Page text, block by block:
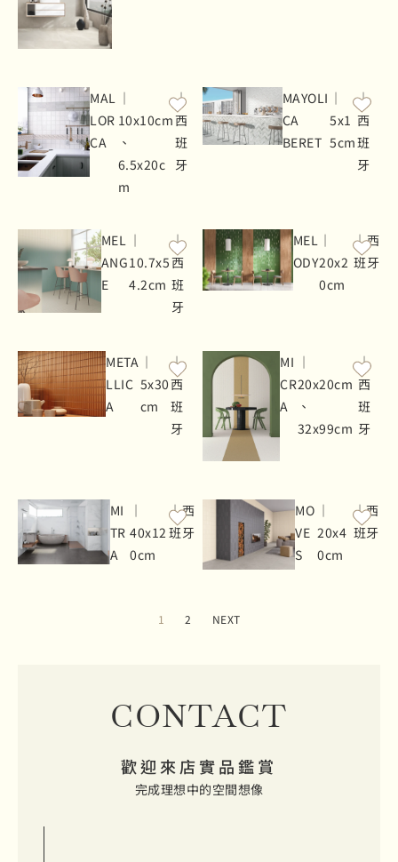
MAL
LOR
CA
｜
10x10cm
、
6.5x20c
m
｜
西
班
牙
MAYOLI
CA
BERET
｜
5x1
5cm
｜
西
班
牙
MEL
ANG
E
｜
10.7x5
4.2cm
｜
西
班
牙
MEL
ODY
｜
20x2
0cm
｜西
班牙
META
LLIC
A
｜
5x30
cm
｜
西
班
牙
MI
CR
A
｜
20x20cm
、
32x99cm
｜
西
班
牙
MI
TR
A
｜
40x12
0cm
｜西
班牙
MO
VE
S
｜
20x4
0cm
｜西
班牙
1 2 NEXT
CONTACT
歡迎來店實品鑑賞
完成理想中的空間想像